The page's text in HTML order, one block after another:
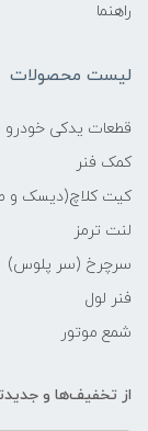
راهنما
لیست محصولات
قطعات یدکی خودرو
کمک فنر
کیت کلاچ(دیسک و
لنت ترمز
سرچرخ (سر پلوس)
فنر لول
شمع موتور
از تخفیف‌ها و